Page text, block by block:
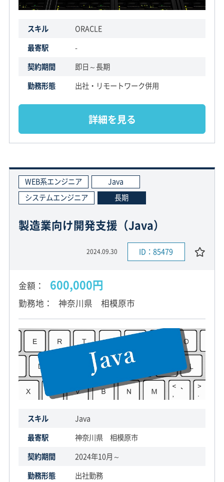
スキル
ORACLE
最寄駅
-
契約期間
即日～長期
勤務形態
出社・リモートワーク併用
詳細を見る
WEB系エンジニア
Java
システムエンジニア
長期
製造業向け開発支援（Java）
2024.09.30 ID：85479
金額 600,000円
勤務地 神奈川県 相模原市
スキル
Java
最寄駅
神奈川県 相模原市
契約期間
2024年10月～
勤務形態
出社勤務